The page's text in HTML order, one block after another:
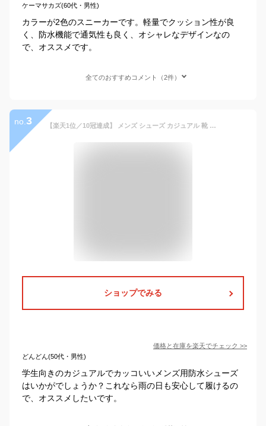
ケーマサカズ(60代・男性)
カラーが2色のスニーカーです。軽量でクッション性が良
く、防水機能で通気性も良く、オシャレなデザインなの
で、オススメです。
全てのおすすめコメント（2件）
no. 3 【楽天1位／10冠達成】 メンズ シューズ カジュアル 靴 スニーカー ビジネス おしゃれ 人気 おすすめ 通販 革 スエード 紳士 レザー ドライビング 厚底 黒 夏 ウォーキング golf ブラウン 幅広 撥水 疲れない サイズ 柔らかい 4E デッキ 男性 プレゼント 父の日 入社祝い
ショップでみる
価格と在庫を楽天でチェック >>
どんどん(50代・男性)
学生向きのカジュアルでカッコいいメンズ用防水シューズ
はいかがでしょうか？これなら雨の日も安心して履けるの
で、オススメしたいです。